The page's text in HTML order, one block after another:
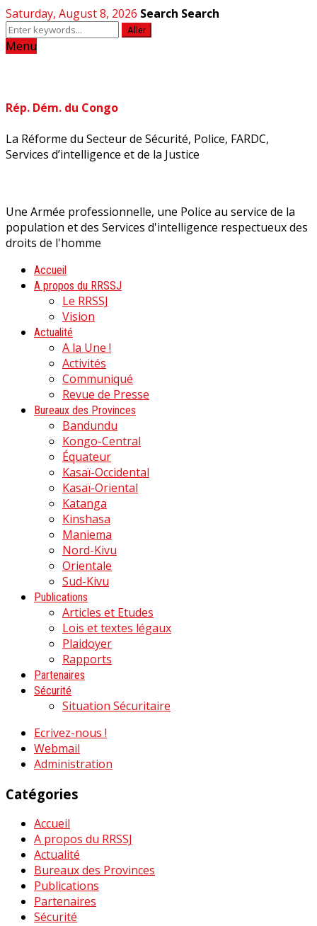
Saturday, August 8, 2026 Search Search
Aller
Menu
Rép. Dém. du Congo
La Réforme du Secteur de Sécurité, Police, FARDC,
Services d’intelligence et de la Justice
Une Armée professionnelle, une Police au service de la
population et des Services d'intelligence respectueux des
droits de l'homme
Accueil
A propos du RRSSJ
Le RRSSJ
Vision
Actualité
A la Une !
Activités
Communiqué
Revue de Presse
Bureaux des Provinces
Bandundu
Kongo-Central
Équateur
Kasaï-Occidental
Kasaï-Oriental
Katanga
Kinshasa
Maniema
Nord-Kivu
Orientale
Sud-Kivu
Publications
Articles et Etudes
Lois et textes légaux
Plaidoyer
Rapports
Partenaires
Sécurité
Situation Sécuritaire
Ecrivez-nous !
Webmail
Administration
Catégories
Accueil
A propos du RRSSJ
Actualité
Bureaux des Provinces
Publications
Partenaires
Sécurité